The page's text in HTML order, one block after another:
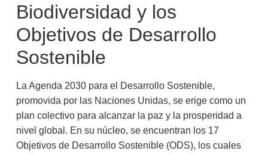
Biodiversidad y los
Objetivos de Desarrollo
Sostenible
La Agenda 2030 para el Desarrollo Sostenible,
promovida por las Naciones Unidas, se erige como un
plan colectivo para alcanzar la paz y la prosperidad a
nivel global. En su núcleo, se encuentran los 17
Objetivos de Desarrollo Sostenible (ODS), los cuales